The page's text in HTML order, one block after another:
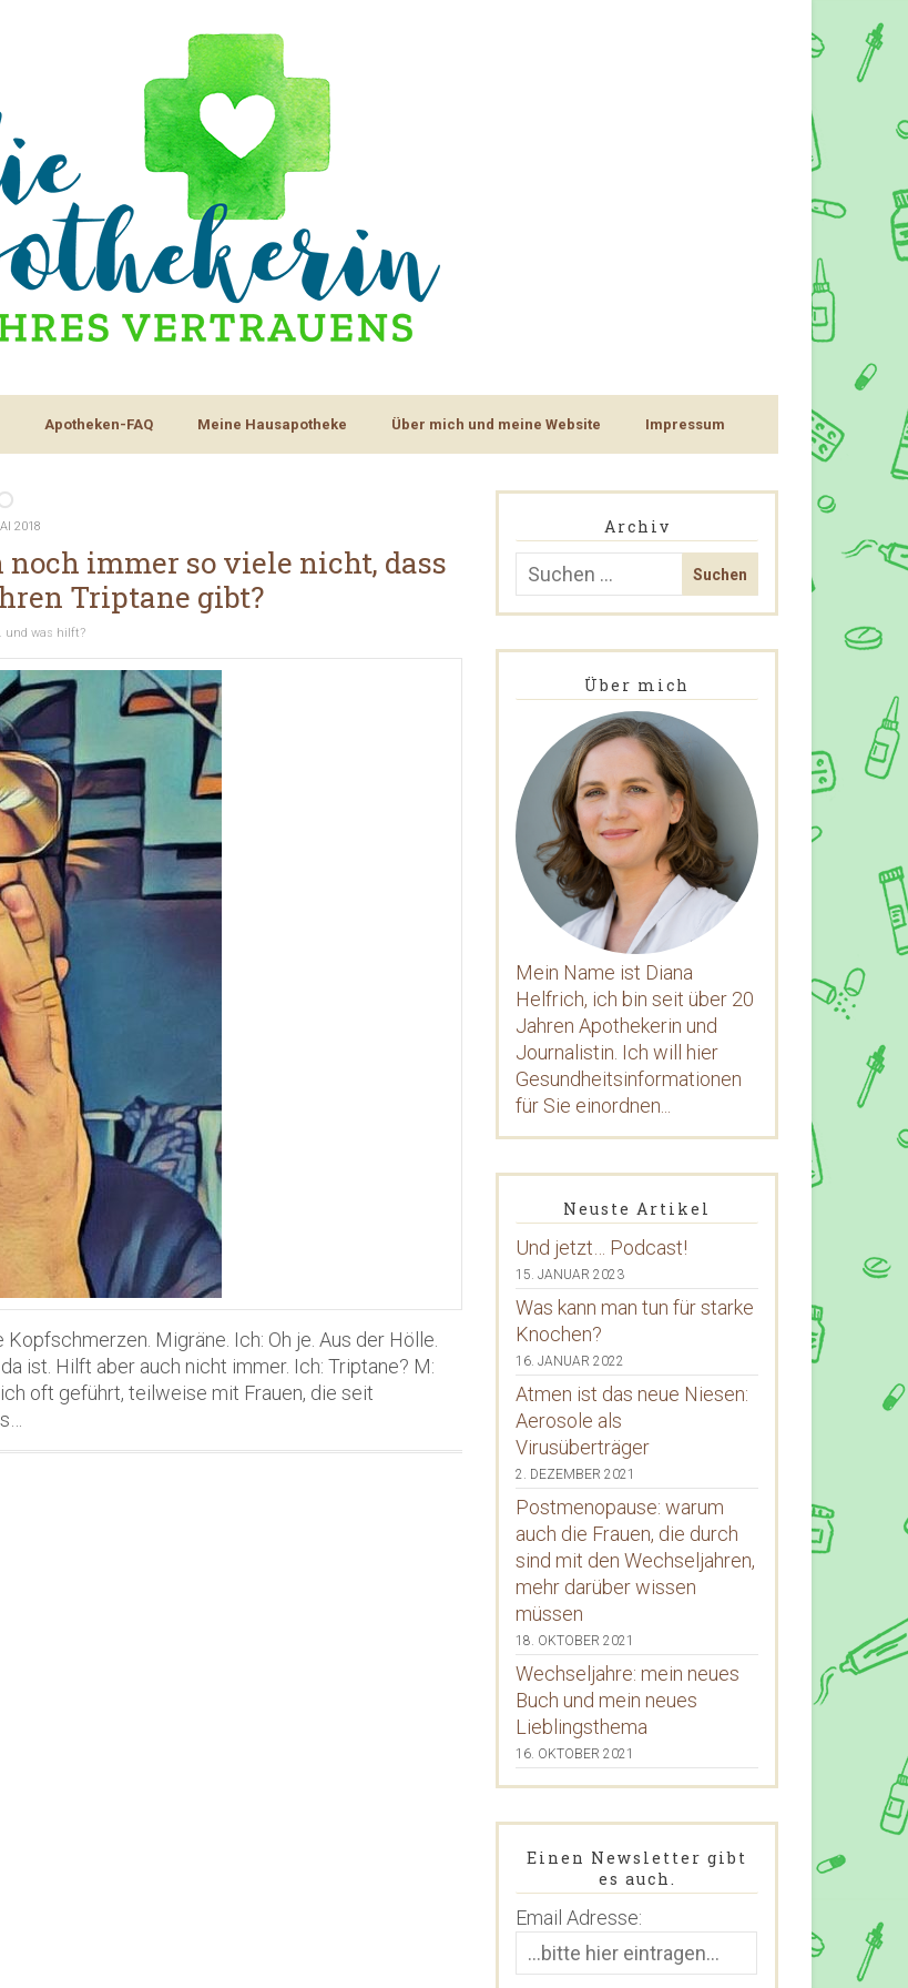
Apotheken-FAQ Meine Hausapotheke Über mich und meine Website Impressum
2018
immer so viele nicht, dass
Triptane gibt?
und was hilft?
Migräne. Ich: Oh je. Aus der Hölle.
ist. Hilft aber auch nicht immer. Ich: Triptane? M:
oft geführt, teilweise mit Frauen, die seit
Archiv
Über mich
Mein Name ist Diana
Helfrich, ich bin seit über 20
Jahren Apothekerin und
Journalistin. Ich will hier
Gesundheitsinformationen
für Sie einordnen...
Neuste Artikel
Und jetzt… Podcast!
15. JANUAR 2023
Was kann man tun für starke
Knochen?
16. JANUAR 2022
Atmen ist das neue Niesen:
Aerosole als
Virusüberträger
2. DEZEMBER 2021
Postmenopause: warum
auch die Frauen, die durch
sind mit den Wechseljahren,
mehr darüber wissen
müssen
18. OKTOBER 2021
Wechseljahre: mein neues
Buch und mein neues
Lieblingsthema
16. OKTOBER 2021
Einen Newsletter gibt
es auch.
Email Adresse: